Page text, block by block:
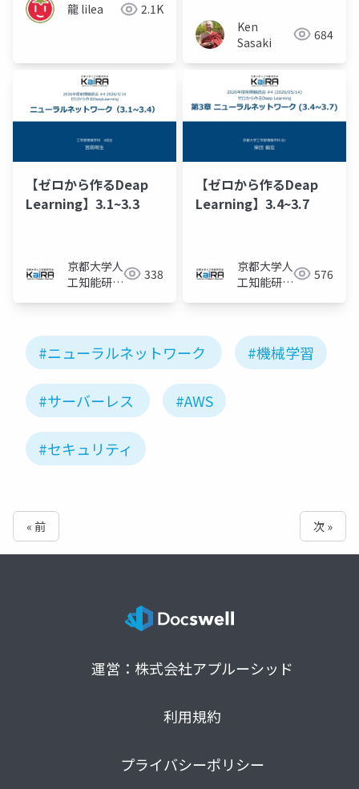
龍 lilea 2.1K
Ken
Sasaki
684
【ゼロから作るDeap
Learning】3.1~3.3
京都大学人
工知能研究
338
【ゼロから作るDeap
Learning】3.4~3.7
京都大学人
工知能研究
576
#ニューラルネットワーク #機械学習
#サーバーレス #AWS
#セキュリティ
« 前 次 »
運営：株式会社アプルーシッド
利用規約
プライバシーポリシー